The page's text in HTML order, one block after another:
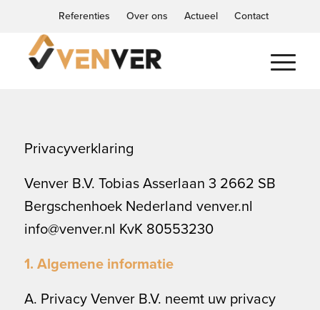
Referenties Over ons Actueel Contact
Privacyverklaring
Venver B.V. Tobias Asserlaan 3 2662 SB
Bergschenhoek Nederland venver.nl
info@venver.nl KvK 80553230
1. Algemene informatie
A. Privacy Venver B.V. neemt uw privacy